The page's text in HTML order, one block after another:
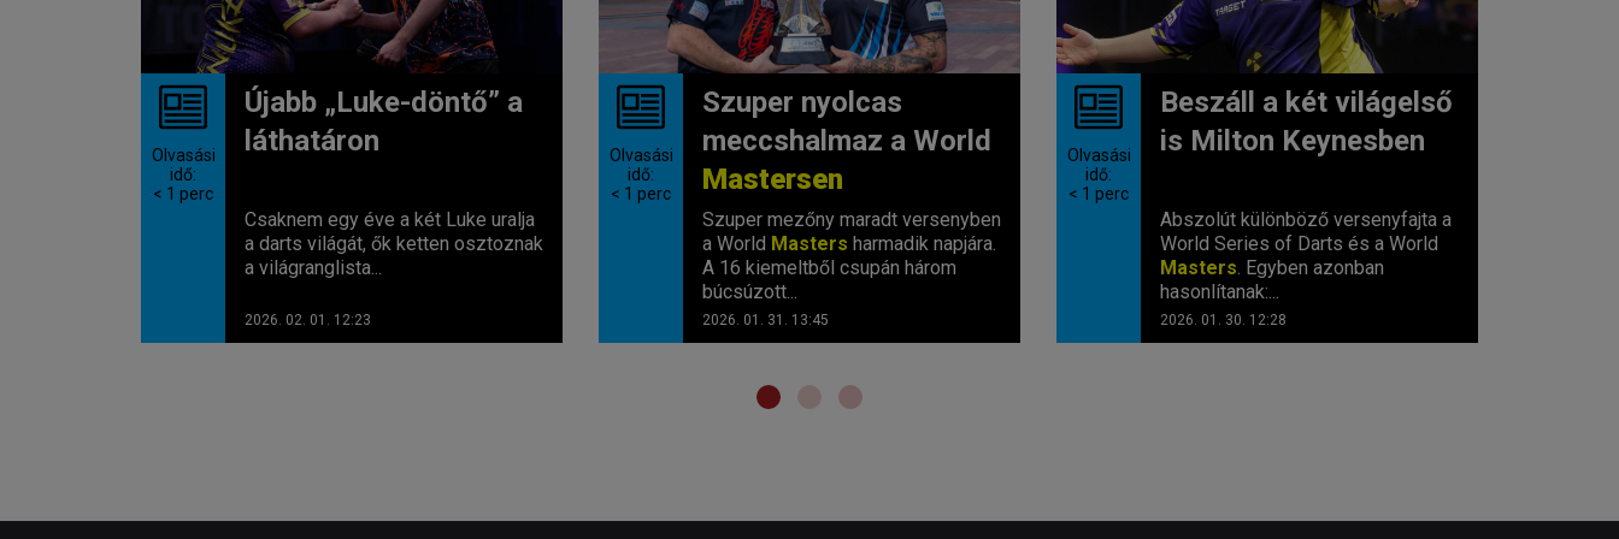
Olvasási
idő:
< 1 perc
Újabb „Luke-döntő” a
láthatáron
Csaknem egy éve a két Luke uralja
a darts világát, ők ketten osztoznak
a világranglista...
2026. 02. 01. 12:23
Olvasási
idő:
< 1 perc
Szuper nyolcas
meccshalmaz a World
Mastersen
Szuper mezőny maradt versenyben
a World Masters harmadik napjára.
A 16 kiemeltből csupán három
búcsúzott...
2026. 01. 31. 13:45
Olvasási
idő:
< 1 perc
Beszáll a két világelső
is Milton Keynesben
Abszolút különböző versenyfajta a
World Series of Darts és a World
Masters. Egyben azonban
hasonlítanak:...
2026. 01. 30. 12:28